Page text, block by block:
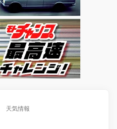
天気情報